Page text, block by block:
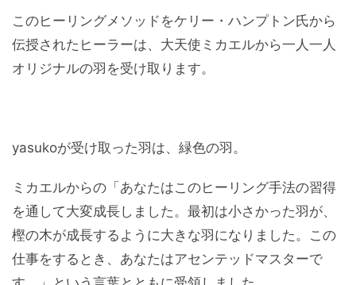
このヒーリングメソッドをケリー・ハンプトン氏から
伝授されたヒーラーは、大天使ミカエルから一人一人
オリジナルの羽を受け取ります。
yasukoが受け取った羽は、緑色の羽。
ミカエルからの「あなたはこのヒーリング手法の習得
を通して大変成長しました。最初は小さかった羽が、
樫の木が成長するように大きな羽になりました。この
仕事をするとき、あなたはアセンテッドマスターで